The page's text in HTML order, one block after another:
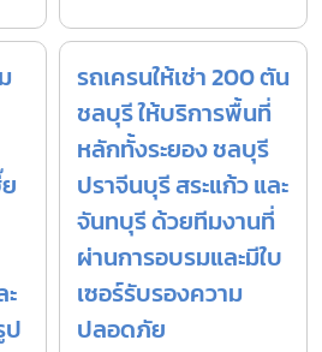
ป
รถเครนให้เช่า 200 ตัน
ชลบุรี ให้บริการพื้นที่
หลักทั้งระยอง ชลบุรี
ปราจีนบุรี สระแก้ว และ
จันทบุรี ด้วยทีมงานที่
ผ่านการอบรมและมีใบ
เซอร์รับรองความ
ปลอดภัย